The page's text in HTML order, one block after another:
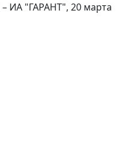
– ИА "ГАРАНТ", 20 марта